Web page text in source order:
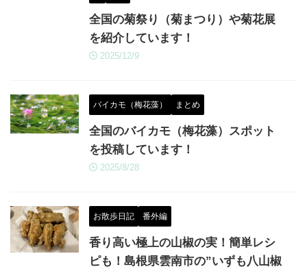
全国の菊祭り（菊まつり）や菊花展
を紹介しています！
2025/12/9
バイカモ（梅花藻） まとめ
全国のバイカモ（梅花藻）スポット
を投稿しています！
2025/8/28
お散歩日記 番外編
香り高い極上の山椒の実！簡単レシ
ピも！島根県雲南市の”いずも八山椒